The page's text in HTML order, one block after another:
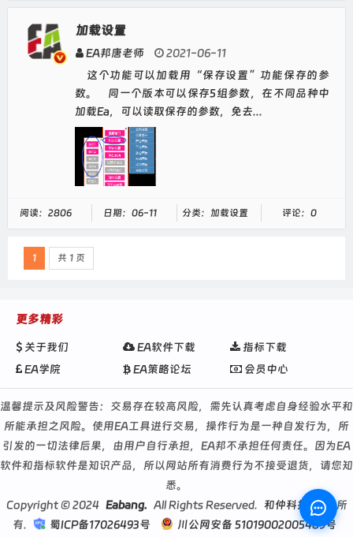
加载设置
EA邦唐老师
2021-06-11
这个功能可以加载用“保存设置”功能保存的参
数。 同一个版本可以保存5组参数，在不同品种中
加载Ea，可以读取保存的参数，免去...
阅读：2806 日期：06-11 分类：加载设置 评论：0
1 共 1 页
更多精彩
关于我们 EA软件下载
指标下载
EA学院
EA策略论坛 会员中心
温馨提示及风险警告：交易存在较高风险，需先认真考虑自身经验水平和
所能承担之风险。使用EA工具进行交易，操作行为是一种自发行为，所
引发的一切法律后果，由用户自行承担，EA邦不承担任何责任。因为EA
软件和指标软件是知识产品，所以网站所有消费行为不接受退货，请您知
悉。
Copyright © 2024 Eabang. All Rights Reserved. 和仲科技
版权所
有.
蜀ICP备17026493号 川公网安备 51019002005489号